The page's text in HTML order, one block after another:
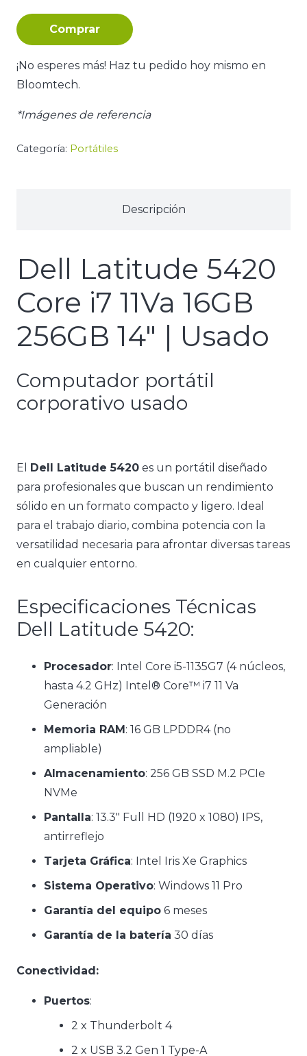
Comprar
¡No esperes más! Haz tu pedido hoy mismo en
Bloomtech.
*Imágenes de referencia
Categoría: Portátiles
Descripción
Dell Latitude 5420
Core i7 11Va 16GB
256GB 14″ | Usado
Computador portátil
corporativo usado
El Dell Latitude 5420 es un portátil diseñado
para profesionales que buscan un rendimiento
sólido en un formato compacto y ligero. Ideal
para el trabajo diario, combina potencia con la
versatilidad necesaria para afrontar diversas tareas
en cualquier entorno.
Especificaciones Técnicas
Dell Latitude 5420:
Procesador: Intel Core i5-1135G7 (4 núcleos,
hasta 4.2 GHz) Intel® Core™ i7 11 Va
Generación
Memoria RAM: 16 GB LPDDR4 (no
ampliable)
Almacenamiento: 256 GB SSD M.2 PCIe
NVMe
Pantalla: 13.3″ Full HD (1920 x 1080) IPS,
antirreflejo
Tarjeta Gráfica: Intel Iris Xe Graphics
Sistema Operativo: Windows 11 Pro
Garantía del equipo 6 meses
Garantía de la batería 30 días
Conectividad:
Puertos:
2 x Thunderbolt 4
2 x USB 3.2 Gen 1 Type-A